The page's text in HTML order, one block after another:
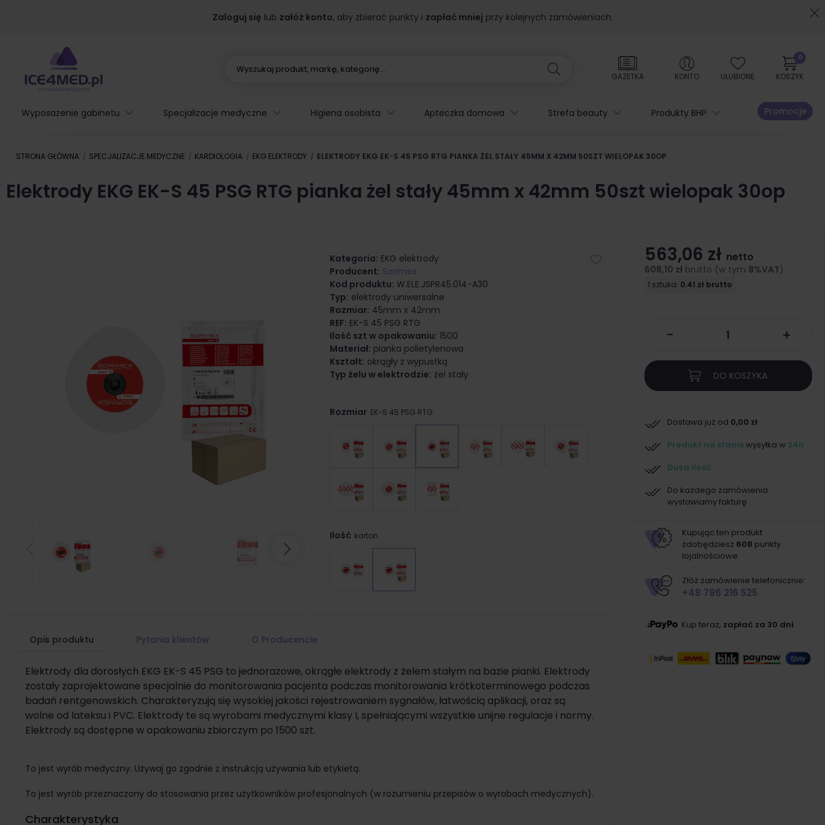
Zaloguj się lub załóż konto, aby zbierać punkty i zapłać mniej przy kolejnych zamówieniach.
GAZETKA KONTO ULUBIONE KOSZYK
0
Wyposażenie gabinetu Specjalizacje medyczne Higiena osobista Apteczka domowa Strefa beauty Produkty BHP Promocje
STRONA GŁÓWNA SPECJALIZACJE MEDYCZNE KARDIOLOGIA EKG ELEKTRODY ELEKTRODY EKG EK-S 45 PSG RTG PIANKA ŻEL STAŁY 45MM X 42MM 50SZT WIELOPAK 30OP
Elektrody EKG EK-S 45 PSG RTG pianka żel stały 45mm x 42mm 50szt wielopak 30op
Poprzedni Następny
Kategoria: EKG elektrody
Producent: Sorimex
Kod produktu: W.ELE.JSPR45.014-A30
Typ: elektrody uniwersalne
Rozmiar: 45mm x 42mm
REF: EK-S 45 PSG RTG
Ilość szt w opakowaniu: 1500
Materiał: pianka polietylenowa
Kształt: okrągły z wypustką
Typ żelu w elektrodzie: żel stały
Rozmiar EK-S 45 PSG RTG
Ilość karton
563,06 zł netto
608,10 złbrutto (w tym 8%VAT)
1 sztuka: 0.41 zł brutto
- +
DO KOSZYKA
Dostawa już od 0,00 zł
Produkt na staniewysyłka w 24h
Duża ilość
Do każdego zamówienia
wystawiamy fakturę
Kupując ten produkt
zdobędziesz 608 punkty
lojalnościowe
Złóż zamówienie telefonicznie:
+48 796 216 525
Kup teraz, zapłać za 30 dni
Opis produktu Pytania klientów O Producencie
Elektrody dla dorosłych EKG EK-S 45 PSG to jednorazowe, okrągłe elektrody z żelem stałym na bazie pianki. Elektrody
zostały zaprojektowane specjalnie do monitorowania pacjenta podczas monitorowania krótkoterminowego podczas
badań rentgenowskich. Charakteryzują się wysokiej jakości rejestrowaniem sygnałów, łatwością aplikacji, oraz są
wolne od lateksu i PVC. Elektrody te są wyrobami medycznymi klasy I, spełniającymi wszystkie unijne regulacje i normy.
Elektrody są dostępne w opakowaniu zbiorczym po 1500 szt.
To jest wyrób medyczny. Używaj go zgodnie z instrukcją używania lub etykietą.
To jest wyrób przeznaczony do stosowania przez użytkowników profesjonalnych (w rozumieniu przepisów o wyrobach medycznych).
Charakterystyka